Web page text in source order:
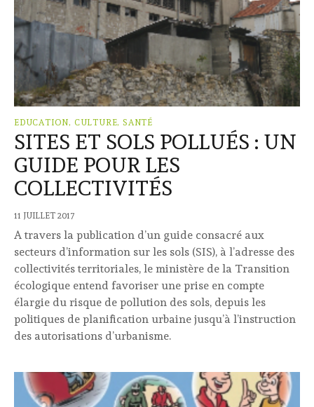
EDUCATION, CULTURE, SANTÉ
SITES ET SOLS POLLUÉS : UN
GUIDE POUR LES
COLLECTIVITÉS
11 JUILLET 2017
A travers la publication d’un guide consacré aux
secteurs d’information sur les sols (SIS), à l’adresse des
collectivités territoriales, le ministère de la Transition
écologique entend favoriser une prise en compte
élargie du risque de pollution des sols, depuis les
politiques de planification urbaine jusqu’à l’instruction
des autorisations d’urbanisme.